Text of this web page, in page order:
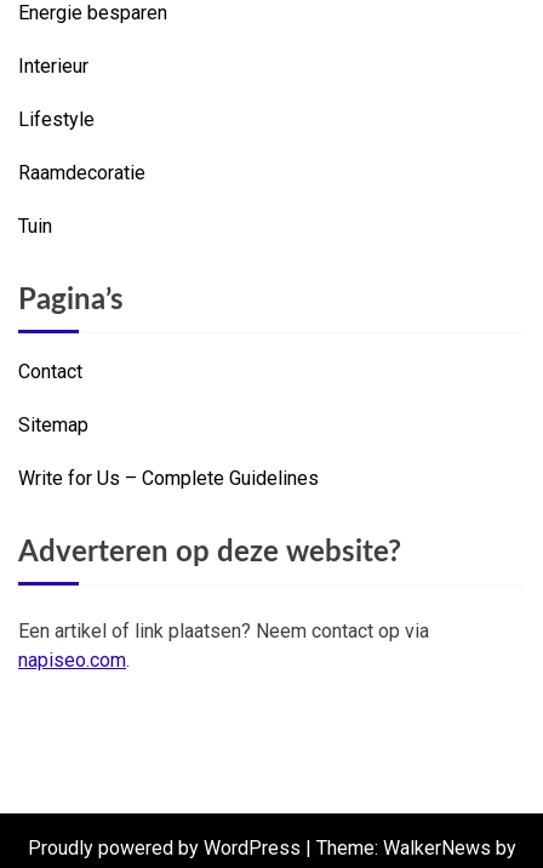
Energie besparen
Interieur
Lifestyle
Raamdecoratie
Tuin
Pagina’s
Contact
Sitemap
Write for Us – Complete Guidelines
Adverteren op deze website?
Een artikel of link plaatsen? Neem contact op via
napiseo.com.
Proudly powered by WordPress | Theme: WalkerNews by